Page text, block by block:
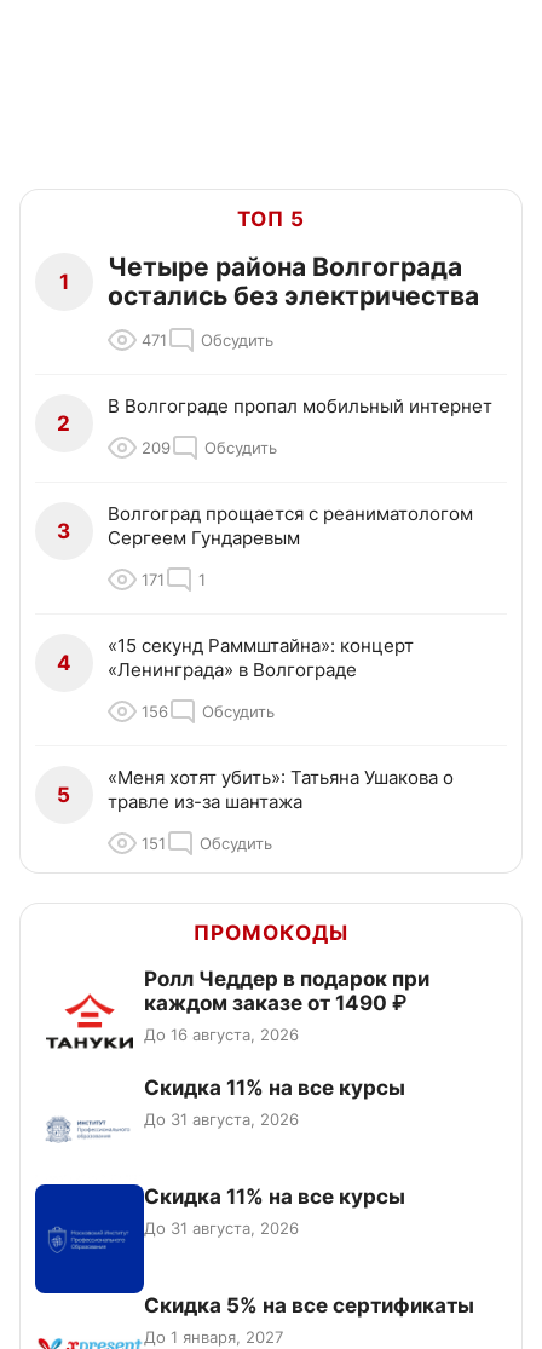
ТОП 5
1
Четыре района Волгограда
остались без электричества
471 Обсудить
2
В Волгограде пропал мобильный интернет
209 Обсудить
3
Волгоград прощается с реаниматологом
Сергеем Гундаревым
171 1
4
«15 секунд Раммштайна»: концерт
«Ленинграда» в Волгограде
156 Обсудить
5
«Меня хотят убить»: Татьяна Ушакова о
травле из-за шантажа
151 Обсудить
ПРОМОКОДЫ
Ролл Чеддер в подарок при
каждом заказе от 1490 ₽
До 16 августа, 2026
Скидка 11% на все курсы
До 31 августа, 2026
Скидка 11% на все курсы
До 31 августа, 2026
Скидка 5% на все сертификаты
До 1 января, 2027